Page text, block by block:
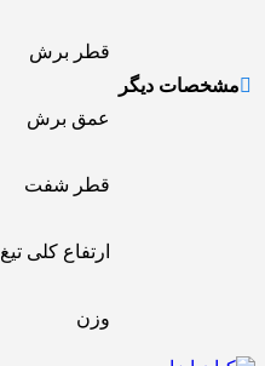
مشخصات دیگر
قطر برش
عمق برش
قطر شفت
ارتفاع کلی تیغ
وزن